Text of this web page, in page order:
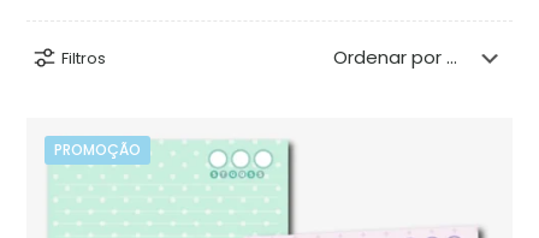
Filtros
PROMOÇÃO